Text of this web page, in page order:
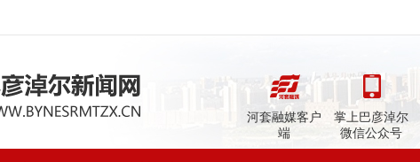
河套融媒客户
端
掌上巴彦淖尔
微信公众号